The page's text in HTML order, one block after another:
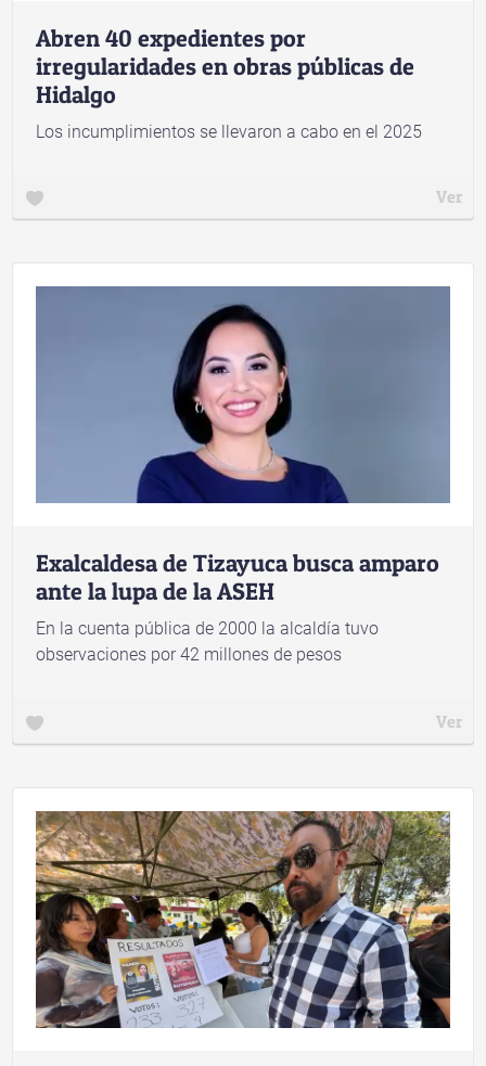
Abren 40 expedientes por
irregularidades en obras públicas de
Hidalgo
Los incumplimientos se llevaron a cabo en el 2025
Ver
Exalcaldesa de Tizayuca busca amparo
ante la lupa de la ASEH
En la cuenta pública de 2000 la alcaldía tuvo
observaciones por 42 millones de pesos
Ver